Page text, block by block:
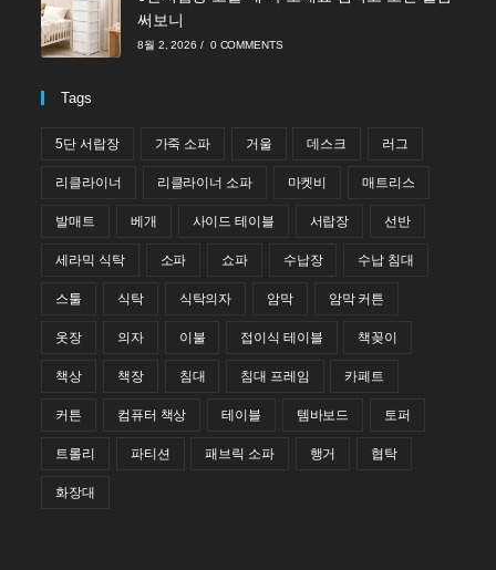
써보니
8월 2, 2026 / 0 COMMENTS
Tags
5단 서랍장 가죽 소파 거울 데스크 러그
리클라이너 리클라이너 소파 마켓비 매트리스
발매트 베개 사이드 테이블 서랍장 선반
세라믹 식탁 소파 쇼파 수납장 수납 침대
스툴 식탁 식탁의자 암막 암막 커튼
옷장 의자 이불 접이식 테이블 책꽂이
책상 책장 침대 침대 프레임 카페트
커튼 컴퓨터 책상 테이블 템바보드 토퍼
트롤리 파티션 패브릭 소파 행거 협탁
화장대